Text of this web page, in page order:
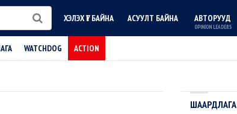
ХЭЛЭХ ҮГ БАЙНА АСУУЛТ БАЙНА АВТОРУУД
OPINION LEADERS
WATCHDOG ACTION
ШААРДЛАГА